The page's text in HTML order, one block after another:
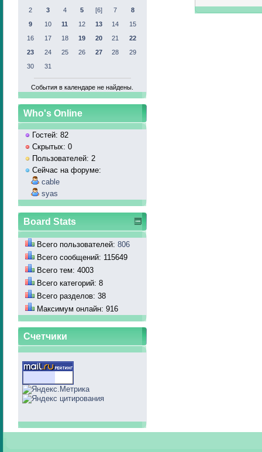
2
3 4 5 [6] 7
8
9
10 11 12 13 14
15
16
17 18 19 20 21
22
23
24 25 26 27 28
29
30
31
События в календаре не найдены.
Who's Online
Гостей: 82
Скрытых: 0
Пользователей: 2
Сейчас на форуме:
cable
syas
Board Stats
Всего пользователей: 806
Всего сообщений: 115649
Всего тем: 4003
Всего категорий: 8
Всего разделов: 38
Максимум онлайн: 916
Счетчики